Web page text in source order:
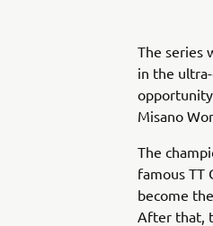
The series
in the
Misano
The
famous TT
become
After that,